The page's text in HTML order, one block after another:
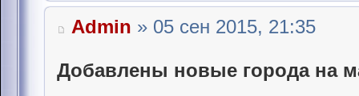
Admin » 05 сен 2015, 21:35
Добавлены новые города на